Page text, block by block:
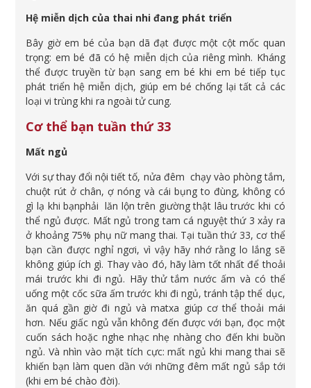
Hệ miễn dịch của thai nhi đang phát triển
Bây giờ em bé của bạn dã đạt được một cột mốc quan
trọng: em bé đã có hệ miễn dịch của riêng mình. Kháng
thể được truyền từ bạn sang em bé khi em bé tiếp tục
phát triển hệ miễn dịch, giúp em bé chống lại tất cả các
loại vi trùng khi ra ngoài tử cung.
Cơ thể bạn tuần thứ 33
Mất ngủ
Với sự thay đổi nội tiết tố, nửa đêm chạy vào phòng tắm,
chuột rút ở chân, ợ nóng và cái bụng to đùng, không có
gì lạ khi bạnphải lăn lộn trên giường thật lâu trước khi có
thể ngủ được. Mất ngủ trong tam cá nguyệt thứ 3 xảy ra
ở khoảng 75% phụ nữ mang thai. Tại tuần thứ 33, cơ thể
bạn cần được nghỉ ngơi, vì vậy hãy nhớ rằng lo lắng sẽ
không giúp ích gì. Thay vào đó, hãy làm tốt nhất để thoải
mái trước khi đi ngủ. Hãy thử tắm nước ấm và có thể
uống một cốc sữa ấm trước khi đi ngủ, tránh tập thể dục,
ăn quá gần giờ đi ngủ và matxa giúp cơ thể thoải mái
hơn. Nếu giấc ngủ vẫn không đến được với bạn, đọc một
cuốn sách hoặc nghe nhạc nhẹ nhàng cho đến khi buồn
ngủ. Và nhìn vào mặt tích cực: mất ngủ khi mang thai sẽ
khiến bạn làm quen dần với những đêm mất ngủ sắp tới
(khi em bé chào đời).